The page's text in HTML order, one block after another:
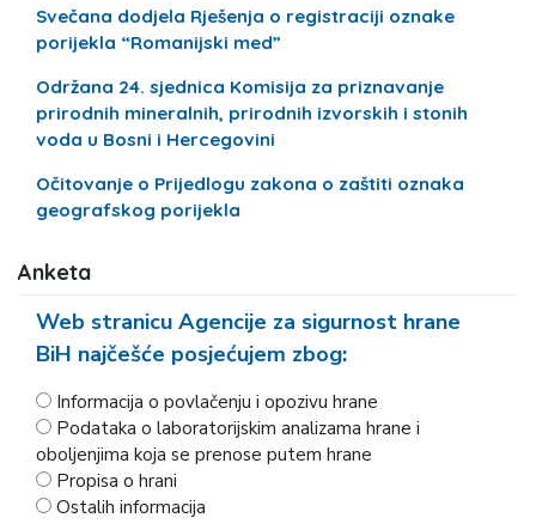
Svečana dodjela Rješenja o registraciji oznake
porijekla “Romanijski med”
Održana 24. sjednica Komisija za priznavanje
prirodnih mineralnih, prirodnih izvorskih i stonih
voda u Bosni i Hercegovini
Očitovanje o Prijedlogu zakona o zaštiti oznaka
geografskog porijekla
Anketa
Web stranicu Agencije za sigurnost hrane
BiH najčešće posjećujem zbog:
Informacija o povlačenju i opozivu hrane
Podataka o laboratorijskim analizama hrane i
oboljenjima koja se prenose putem hrane
Propisa o hrani
Ostalih informacija